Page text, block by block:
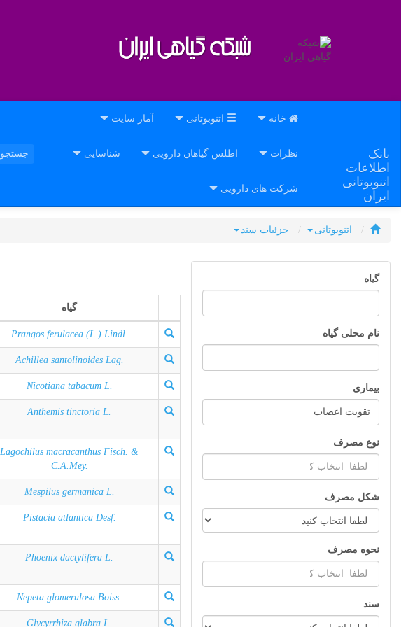
بانک
اطلاعات
اتنوبوتانی
ایران
خانه اتنوبوتانی آمار سایت
نظرات اطلس گیاهان دارویی شناسایی
شرکت های دارویی
اتنوبوتانی جزئیات سند
گیاه
نام محلی گیاه
بیماری
نوع مصرف
شکل مصرف
نحوه مصرف
سند
گیاه
Prangos ferulacea (L.) Lindl.
Achillea santolinoides Lag.
Nicotiana tabacum L.
Anthemis tinctoria L.
Lagochilus macracanthus Fisch. &
C.A.Mey.
Mespilus germanica L.
Pistacia atlantica Desf.
Phoenix dactylifera L.
Nepeta glomerulosa Boiss.
Glycyrrhiza glabra L.